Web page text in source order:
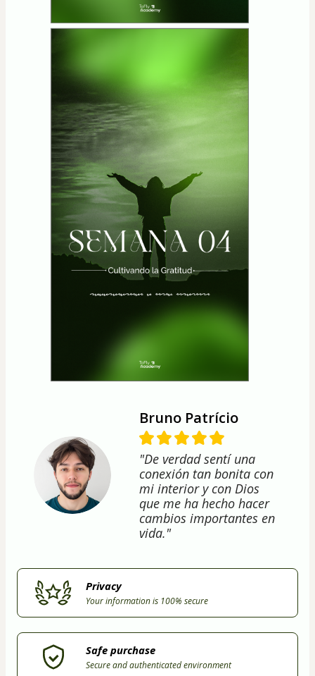
Bruno Patrício
"De verdad sentí una
conexión tan bonita con
mi interior y con Dios
que me ha hecho hacer
cambios importantes en
vida."
Privacy
Your information is 100% secure
Safe purchase
Secure and authenticated environment